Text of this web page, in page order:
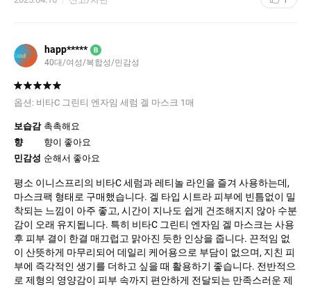
happ***** B
40대 여성 복합성 민감성
옵션: 비타C 그린티 엔자임 세럼 겔 마스크 1매
보습감 촉촉해요
향
향이 좋아요
민감성 순해서 좋아요
평소 이니스프리의 비타C 세럼과 레티놀 라인을 즐겨 사용하는데,
마스크팩 형태로 구매했습니다. 겔 타입 시트라 피부에 빈틈없이 밀
착되는 느낌이 아주 좋고, 시간이 지나도 쉽게 건조해지지 않아 수분
감이 오래 유지됩니다. 특히 비타C 그린티 엔자임 겔 마스크는 사용
후 피부 결이 한결 매끄럽고 맑아진 듯한 인상을 줍니다. 끈적임 없
이 산뜻하게 마무리되어 데일리 케어용으로 부담이 없으며, 지친 피
부에 즉각적인 생기를 더하고 싶을 때 활용하기 좋습니다. 전반적으
로 제형의 영양감이 피부 속까지 편안하게 전달되는 만족스러운 제